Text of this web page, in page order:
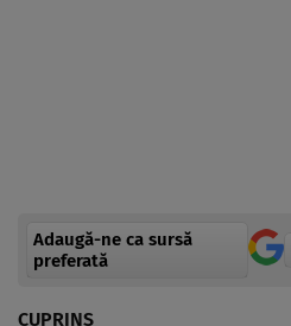
Adaugă-ne ca sursă
preferată
CUPRINS